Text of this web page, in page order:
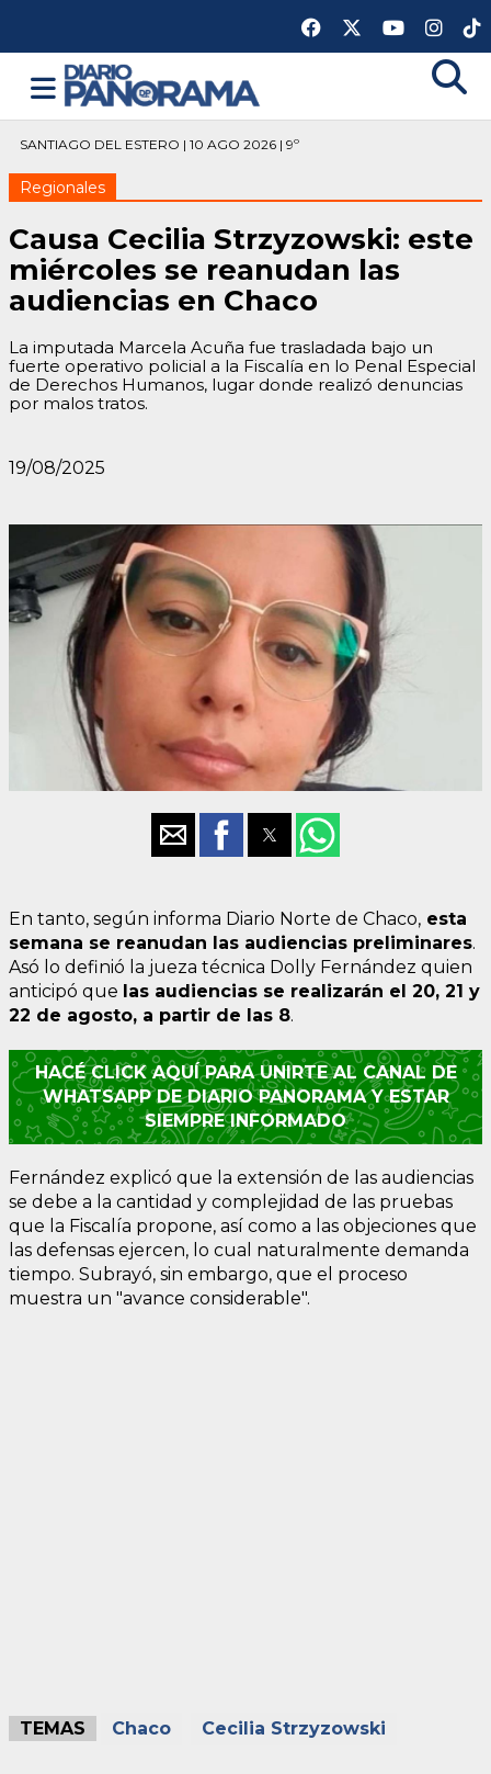
SANTIAGO DEL ESTERO | 10 AGO 2026 | 9º
Regionales
Causa Cecilia Strzyzowski: este
miércoles se reanudan las
audiencias en Chaco
La imputada Marcela Acuña fue trasladada bajo un
fuerte operativo policial a la Fiscalía en lo Penal Especial
de Derechos Humanos, lugar donde realizó denuncias
por malos tratos.
19/08/2025
En tanto, según informa Diario Norte de Chaco, esta
semana se reanudan las audiencias preliminares.
Asó lo definió la jueza técnica Dolly Fernández quien
anticipó que las audiencias se realizarán el 20, 21 y
22 de agosto, a partir de las 8.
HACÉ CLICK AQUÍ PARA UNIRTE AL CANAL DE
WHATSAPP DE DIARIO PANORAMA Y ESTAR
SIEMPRE INFORMADO
Fernández explicó que la extensión de las audiencias
se debe a la cantidad y complejidad de las pruebas
que la Fiscalía propone, así como a las objeciones que
las defensas ejercen, lo cual naturalmente demanda
tiempo. Subrayó, sin embargo, que el proceso
muestra un "avance considerable".
TEMAS Chaco Cecilia Strzyzowski